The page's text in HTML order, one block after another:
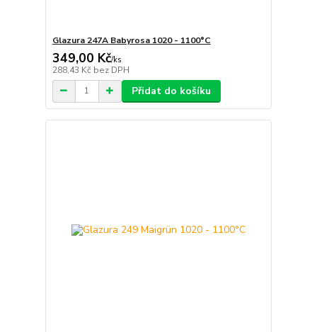
Glazura 247A Babyrosa 1020 - 1100°C
349,00 Kč/ks
288,43 Kč bez DPH
Přidat do košíku